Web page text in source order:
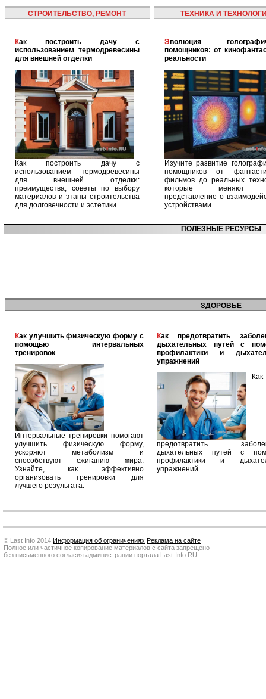
СТРОИТЕЛЬСТВО, РЕМОНТ
Как построить дачу с
использованием термодревесины
для внешней отделки
Как построить дачу с
использованием термодревесины
для внешней отделки:
преимущества, советы по выбору
материалов и этапы строительства
для долговечности и эстетики.
ТЕХНИКА И
Эволюция голографических
помощников: от
реальности
Изучите развитие
помощников от
фильмов до реальных
которые меняют
представление о
устройствами.
ПОЛЕЗНЫЕ РЕСУРСЫ
ЗДОРОВЬЕ
Как улучшить физическую форму с
помощью интервальных
тренировок
Интервальные тренировки помогают
улучшить физическую форму,
ускоряют метаболизм и
способствуют сжиганию жира.
Узнайте, как эффективно
организовать тренировки для
лучшего результата.
Как предотвратить заболевания
дыхательных путей с
профилактики и
упражнений
Как
предотвратить
дыхательных путей с
профилактики и
упражнений
© Last Info 2014 Информация об ограничениях Реклама на сайте
Полное или частичное копирование материалов с сайта запрещено
без письменного согласия администрации портала Last-Info.RU